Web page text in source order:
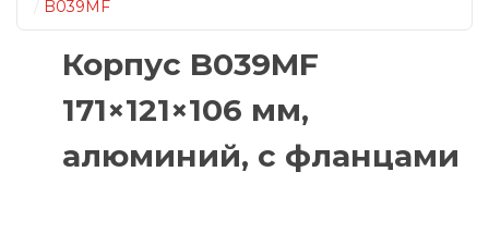
B039MF
Корпус B039MF
171×121×106 мм,
алюминий, с фланцами